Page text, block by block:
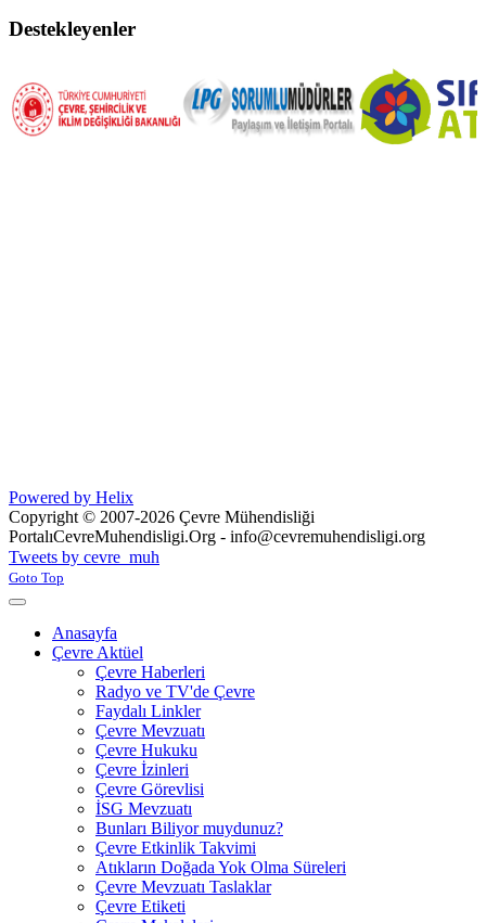
Destekleyenler
Powered by Helix
Copyright © 2007-2026 Çevre Mühendisliği
PortalıCevreMuhendisligi.Org - info@cevremuhendisligi.org
Joomla! 3 Templates
Tweets by cevre_muh
Goto Top
Anasayfa
Çevre Aktüel
Çevre Haberleri
Radyo ve TV'de Çevre
Faydalı Linkler
Çevre Mevzuatı
Çevre Hukuku
Çevre İzinleri
Çevre Görevlisi
İSG Mevzuatı
Bunları Biliyor muydunuz?
Çevre Etkinlik Takvimi
Atıkların Doğada Yok Olma Süreleri
Çevre Mevzuatı Taslaklar
Çevre Etiketi